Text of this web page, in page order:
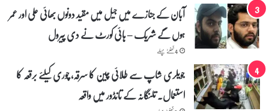
آبان کے جنازے میں جیل میں مقید دونوں بھائی علی اور عمر
ہوں گے شریک – ہائی کورٹ نے دی پیرول
4 گھنٹے پہلے
جویلری شاپ سے طلائی چین کا سرقہ، چوری کیلئے برقعہ کا
استعمال۔ تلنگانہ کے تانڈور میں واقعہ